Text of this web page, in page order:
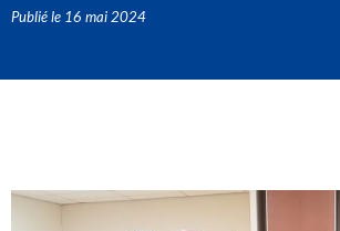
Publié le 16 mai 2024